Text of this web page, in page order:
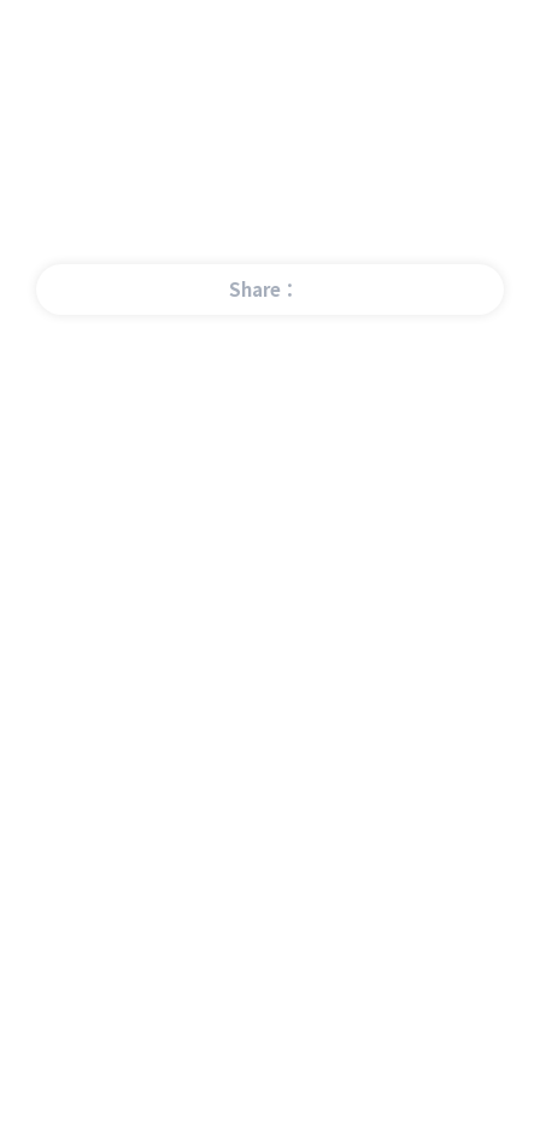
Share：